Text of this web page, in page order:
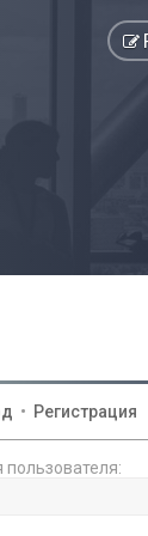
• Регистрация
пользователя: